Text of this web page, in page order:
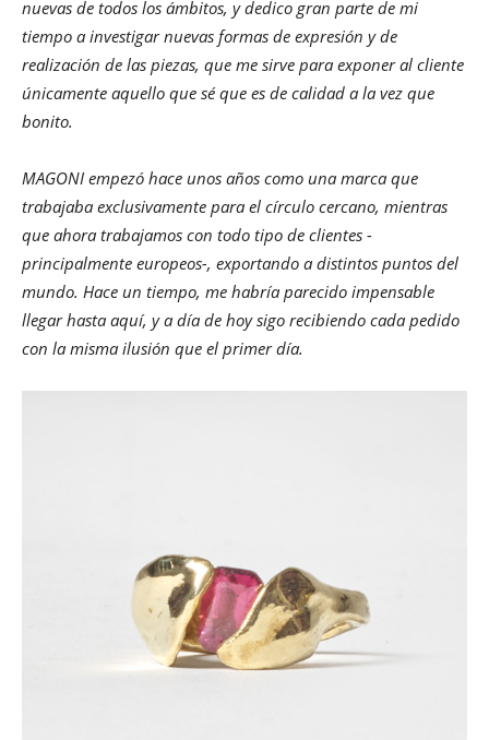
nuevas de todos los ámbitos, y dedico gran parte de mi
tiempo a investigar nuevas formas de expresión y de
realización de las piezas, que me sirve para exponer al cliente
únicamente aquello que sé que es de calidad a la vez que
bonito.
MAGONI empezó hace unos años como una marca que
trabajaba exclusivamente para el círculo cercano, mientras
que ahora trabajamos con todo tipo de clientes -
principalmente europeos-, exportando a distintos puntos del
mundo. Hace un tiempo, me habría parecido impensable
llegar hasta aquí, y a día de hoy sigo recibiendo cada pedido
con la misma ilusión que el primer día.